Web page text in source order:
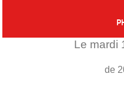
Le mardi
de